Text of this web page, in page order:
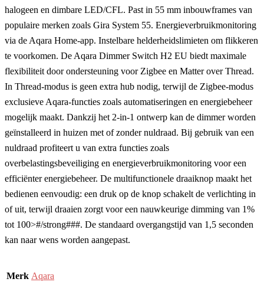
halogeen en dimbare LED/CFL. Past in 55 mm inbouwframes van
populaire merken zoals Gira System 55. Energieverbruikmonitoring
via de Aqara Home-app. Instelbare helderheidslimieten om flikkeren
te voorkomen. De Aqara Dimmer Switch H2 EU biedt maximale
flexibiliteit door ondersteuning voor Zigbee en Matter over Thread.
In Thread-modus is geen extra hub nodig, terwijl de Zigbee-modus
exclusieve Aqara-functies zoals automatiseringen en energiebeheer
mogelijk maakt. Dankzij het 2-in-1 ontwerp kan de dimmer worden
geïnstalleerd in huizen met of zonder nuldraad. Bij gebruik van een
nuldraad profiteert u van extra functies zoals
overbelastingsbeveiliging en energieverbruikmonitoring voor een
efficiënter energiebeheer. De multifunctionele draaiknop maakt het
bedienen eenvoudig: een druk op de knop schakelt de verlichting in
of uit, terwijl draaien zorgt voor een nauwkeurige dimming van 1%
tot 100>#/strong###. De standaard overgangstijd van 1,5 seconden
kan naar wens worden aangepast.
Merk Aqara